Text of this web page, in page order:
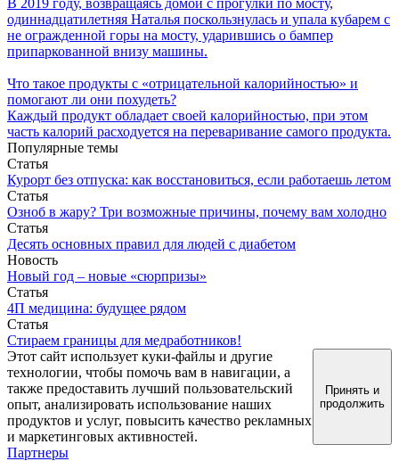
В 2019 году, возвращаясь домой с прогулки по мосту,
одиннадцатилетняя Наталья поскользнулась и упала кубарем с
не огражденной горы на мосту, ударившись о бампер
припаркованной внизу машины.
Что такое продукты с «отрицательной калорийностью» и
помогают ли они похудеть?
Каждый продукт обладает своей калорийностью, при этом
часть калорий расходуется на переваривание самого продукта.
Популярные темы
Статья
Курорт без отпуска: как восстановиться, если работаешь летом
Статья
Озноб в жару? Три возможные причины, почему вам холодно
Статья
Десять основных правил для людей с диабетом
Новость
Новый год – новые «сюрпризы»
Статья
4П медицина: будущее рядом
Статья
Стираем границы для медработников!
Этот сайт использует куки-файлы и другие
технологии, чтобы помочь вам в навигации, а
также предоставить лучший пользовательский
опыт, анализировать использование наших
продуктов и услуг, повысить качество рекламных
и маркетинговых активностей.
Принять и
продолжить
Партнеры